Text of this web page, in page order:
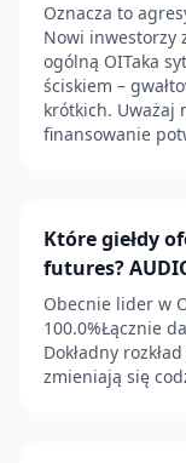
Oznacza to
Nowi inwestorzy
ogólną OITaka
ściskiem –
krótkich. Uważaj
finansowanie
Które giełdy
futures?
Obecnie lider w
100.0%Łącznie
Dokładny
zmieniają się